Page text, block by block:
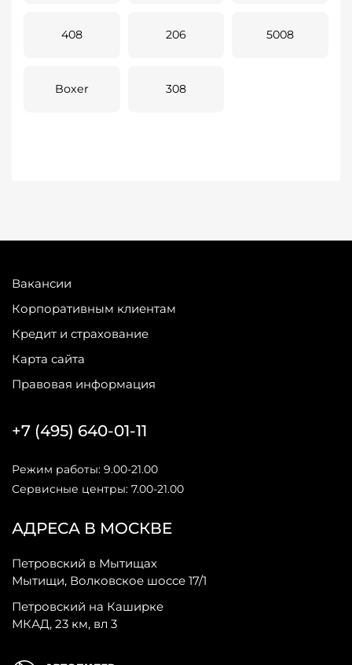
408 206 5008
Boxer 308
Вакансии
Корпоративным клиентам
Кредит и страхование
Карта сайта
Правовая информация
АДРЕСА В МОСКВЕ
Петровский в Мытищах
Мытищи, Волковское шоссе 17/1
Петровский на Каширке
МКАД, 23 км, вл 3
+7 (495) 640-01-11
Режим работы: 9.00-21.00
Сервисные центры: 7.00-21.00